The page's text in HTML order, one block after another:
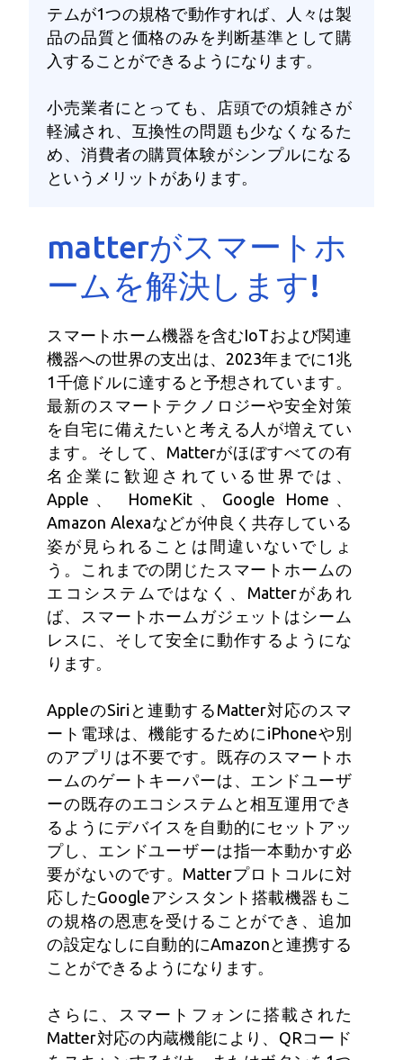
テムが1つの規格で動作すれば、人々は製
品の品質と価格のみを判断基準として購
入することができるようになります。
小売業者にとっても、店頭での煩雑さが
軽減され、互換性の問題も少なくなるた
め、消費者の購買体験がシンプルになる
というメリットがあります。
matterがスマートホ
ームを解決します!
スマートホーム機器を含むIoTおよび関連
機器への世界の支出は、2023年までに1兆
1千億ドルに達すると予想されています。
最新のスマートテクノロジーや安全対策
を自宅に備えたいと考える人が増えてい
ます。そして、Matterがほぼすべての有
名企業に歓迎されている世界では、
Apple、 HomeKit、Google Home、
Amazon Alexaなどが仲良く共存している
姿が見られることは間違いないでしょ
う。これまでの閉じたスマートホームの
エコシステムではなく、Matterがあれ
ば、スマートホームガジェットはシーム
レスに、そして安全に動作するようにな
ります。
AppleのSiriと連動するMatter対応のスマ
ート電球は、機能するためにiPhoneや別
のアプリは不要です。既存のスマートホ
ームのゲートキーパーは、エンドユーザ
ーの既存のエコシステムと相互運用でき
るようにデバイスを自動的にセットアッ
プし、エンドユーザーは指一本動かす必
要がないのです。Matterプロトコルに対
応したGoogleアシスタント搭載機器もこ
の規格の恩恵を受けることができ、追加
の設定なしに自動的にAmazonと連携する
ことができるようになります。
さらに、スマートフォンに搭載された
Matter対応の内蔵機能により、QRコード